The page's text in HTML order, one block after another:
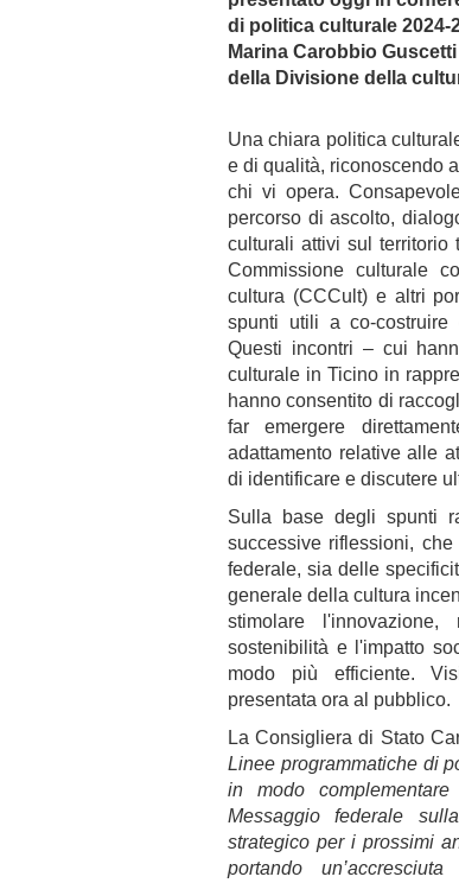
di politica culturale 2024-
Marina Carobbio
della Divisione della
Una chiara politica
e di qualità, riconoscendo
chi vi opera.
percorso di ascolto,
culturali attivi sul
Commissione culturale
cultura (CCCult) e altri
spunti utili a co-costruire
Questi incontri – cui
culturale in Ticino in
hanno consentito di
far emergere
adattamento relative alle
di identificare e discutere
Sulla base degli spunti
successive riflessioni,
federale, sia delle
generale della cultura
stimolare
sostenibilità e l'impatto
modo più efficiente.
presentata ora al pubblico.
La Consigliera di Stato
Linee programmatiche di
in modo
Messaggio federale
strategico per i prossimi
portando